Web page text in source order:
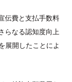
伝費と支払手数料
らなる認知度向上
展開したことによ